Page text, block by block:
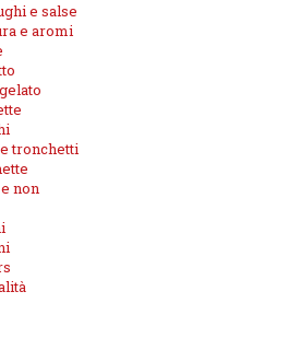
e salse
e aromi
tronchetti
non